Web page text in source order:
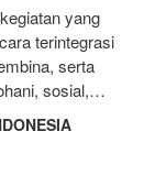
yang
terintegrasi
serta
sosial,…